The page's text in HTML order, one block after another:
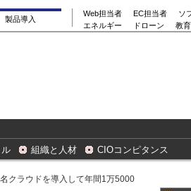
製品導入
Web担当者 EC担当者
ソ
エネルギー
ドローン 教
組織と人材 CIOコンピタンス
クラウドを導入して年間1万5000